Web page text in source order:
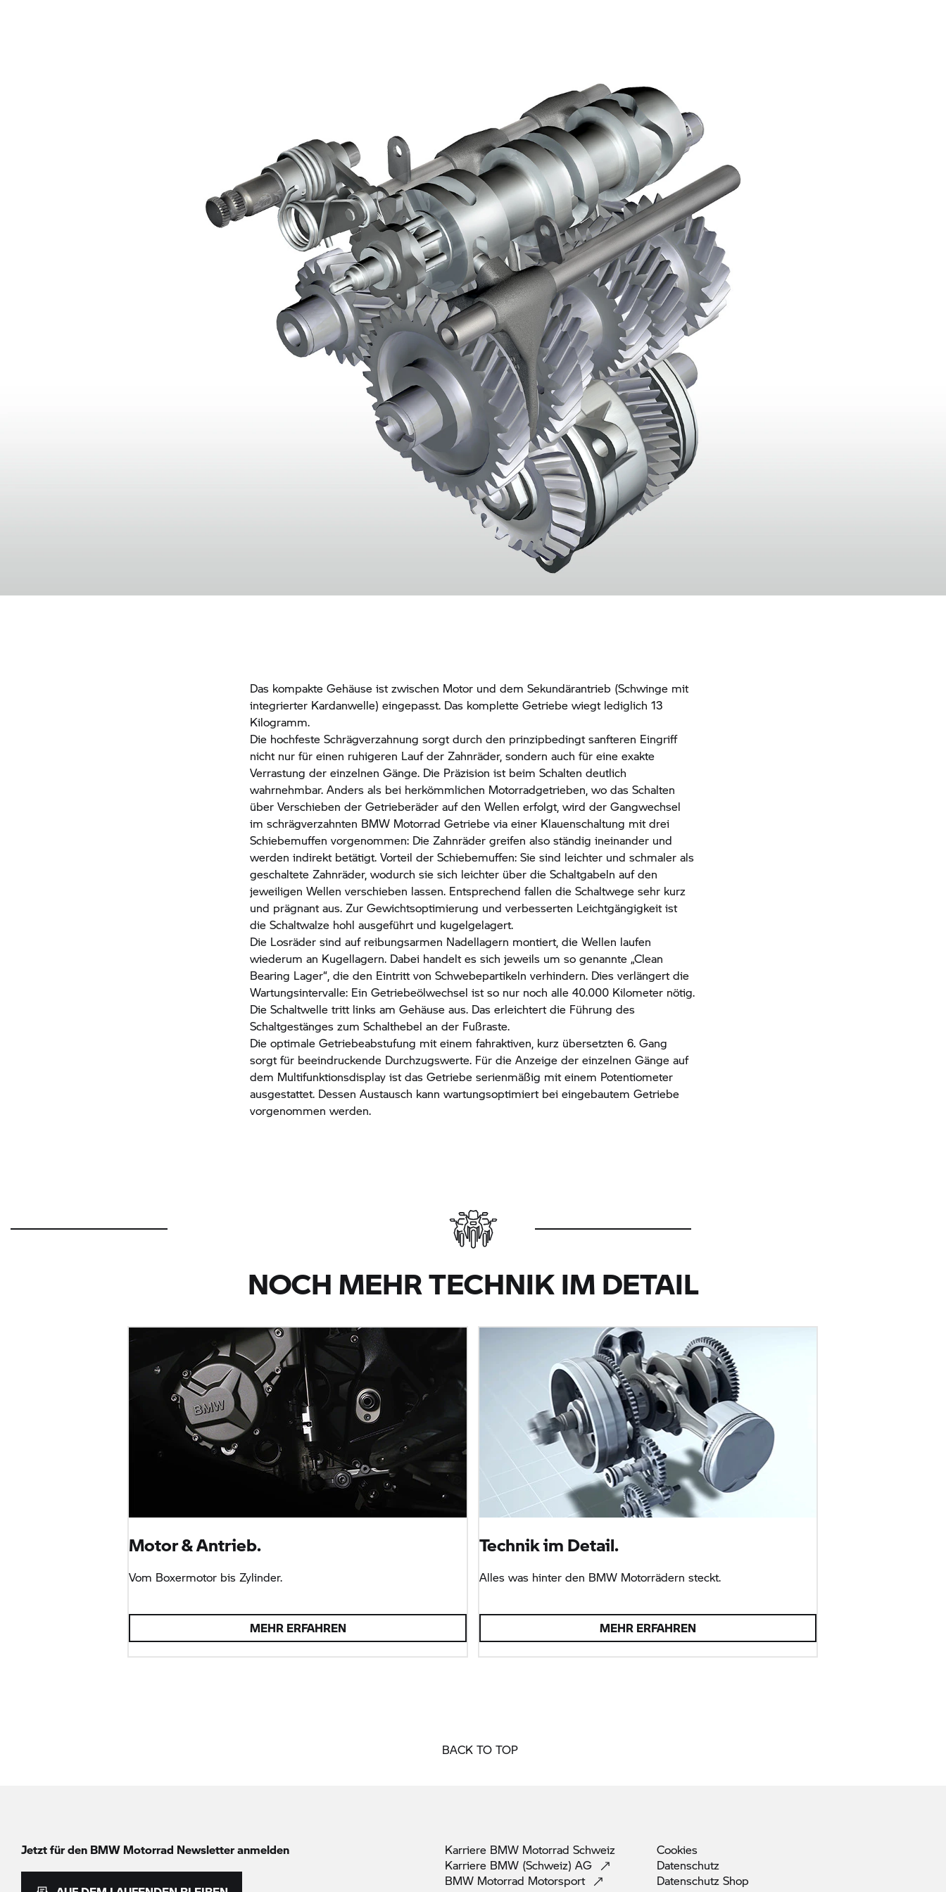
Das kompakte Gehäuse ist zwischen Motor und dem Sekundärantrieb (Schwinge mit
integrierter Kardanwelle) eingepasst. Das komplette Getriebe wiegt lediglich 13
Kilogramm.
Die hochfeste Schrägverzahnung sorgt durch den prinzipbedingt sanfteren Eingriff
nicht nur für einen ruhigeren Lauf der Zahnräder, sondern auch für eine exakte
Verrastung der einzelnen Gänge. Die Präzision ist beim Schalten deutlich
wahrnehmbar. Anders als bei herkömmlichen Motorradgetrieben, wo das Schalten
über Verschieben der Getrieberäder auf den Wellen erfolgt, wird der Gangwechsel
im schrägverzahnten BMW Motorrad Getriebe via einer Klauenschaltung mit drei
Schiebemuffen vorgenommen: Die Zahnräder greifen also ständig ineinander und
werden indirekt betätigt. Vorteil der Schiebemuffen: Sie sind leichter und schmaler als
geschaltete Zahnräder, wodurch sie sich leichter über die Schaltgabeln auf den
jeweiligen Wellen verschieben lassen. Entsprechend fallen die Schaltwege sehr kurz
und prägnant aus. Zur Gewichtsoptimierung und verbesserten Leichtgängigkeit ist
die Schaltwalze hohl ausgeführt und kugelgelagert.
Die Losräder sind auf reibungsarmen Nadellagern montiert, die Wellen laufen
wiederum an Kugellagern. Dabei handelt es sich jeweils um so genannte „Clean
Bearing Lager“, die den Eintritt von Schwebepartikeln verhindern. Dies verlängert die
Wartungsintervalle: Ein Getriebeölwechsel ist so nur noch alle 40.000 Kilometer nötig.
Die Schaltwelle tritt links am Gehäuse aus. Das erleichtert die Führung des
Schaltgestänges zum Schalthebel an der Fußraste.
Die optimale Getriebeabstufung mit einem fahraktiven, kurz übersetzten 6. Gang
sorgt für beeindruckende Durchzugswerte. Für die Anzeige der einzelnen Gänge auf
dem Multifunktionsdisplay ist das Getriebe serienmäßig mit einem Potentiometer
ausgestattet. Dessen Austausch kann wartungsoptimiert bei eingebautem Getriebe
vorgenommen werden.
NOCH MEHR TECHNIK IM DETAIL
Motor & Antrieb.
Vom Boxermotor bis Zylinder.
MEHR ERFAHREN
Technik im Detail.
Alles was hinter den BMW Motorrädern steckt.
MEHR ERFAHREN
BACK TO TOP
Jetzt für den BMW Motorrad Newsletter anmelden Karriere BMW Motorrad Schweiz
Karriere BMW (Schweiz) AG
BMW Motorrad Motorsport
Cookies
Datenschutz
Datenschutz Shop